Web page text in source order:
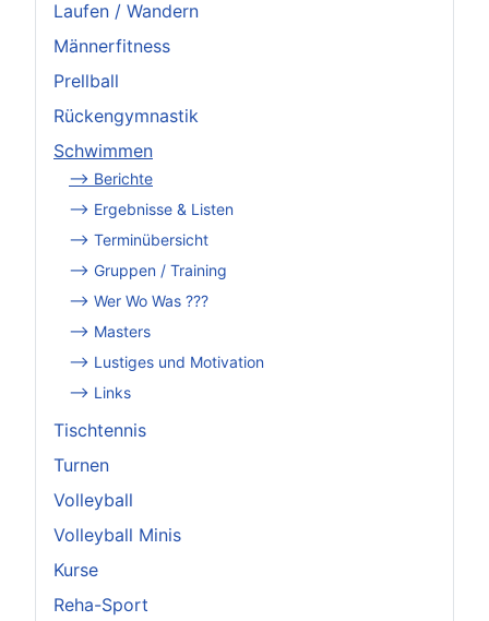
Laufen / Wandern
Männerfitness
Prellball
Rückengymnastik
Schwimmen
--> Berichte
--> Ergebnisse & Listen
--> Terminübersicht
--> Gruppen / Training
--> Wer Wo Was ???
--> Masters
--> Lustiges und Motivation
--> Links
Tischtennis
Turnen
Volleyball
Volleyball Minis
Kurse
Reha-Sport